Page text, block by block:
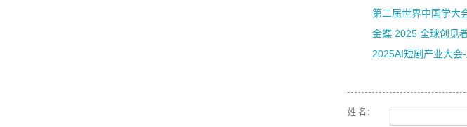
第二届世界中国学大
金蝶 2025 全球创见
2025AI短剧产业大会
姓 名：